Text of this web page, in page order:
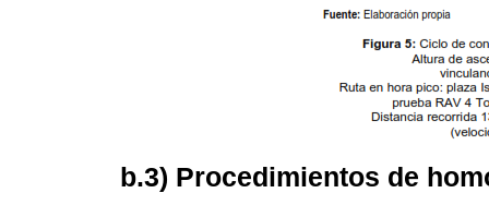
b.3) Procedimientos de